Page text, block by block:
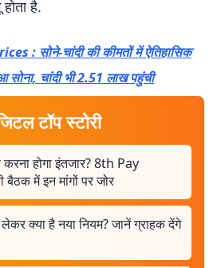
होता है.
: सोने-चांदी की कीमतों में ऐतिहासिक
चांदी भी 2.51 लाख पहुंची
टॉप स्टोरी
करना होगा इंतजार? 8th Pay
में इन मांगों पर जोर
क्या है नया नियम? जानें ग्राहक देंगे